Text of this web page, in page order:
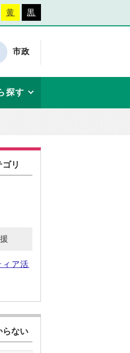
黄 黒
市政
探す
リ
ィア活
らない